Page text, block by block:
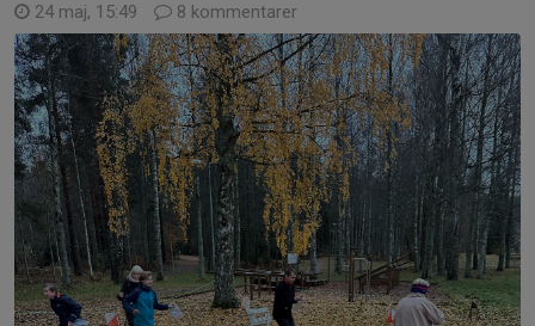
24 maj, 15:49 8 kommentarer